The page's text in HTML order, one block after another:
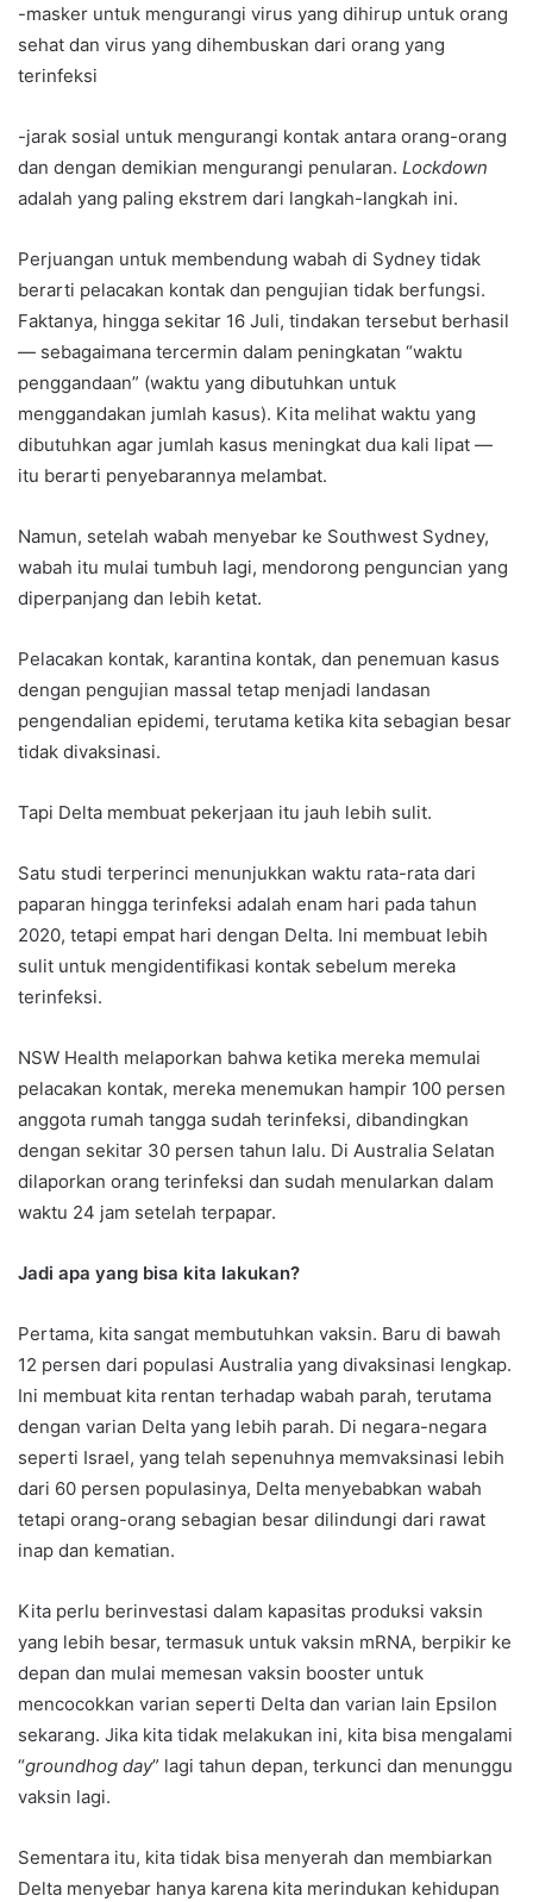
-masker untuk mengurangi virus yang dihirup untuk orang
sehat dan virus yang dihembuskan dari orang yang
terinfeksi
-jarak sosial untuk mengurangi kontak antara orang-orang
dan dengan demikian mengurangi penularan. Lockdown
adalah yang paling ekstrem dari langkah-langkah ini.
Perjuangan untuk membendung wabah di Sydney tidak
berarti pelacakan kontak dan pengujian tidak berfungsi.
Faktanya, hingga sekitar 16 Juli, tindakan tersebut berhasil
— sebagaimana tercermin dalam peningkatan “waktu
penggandaan” (waktu yang dibutuhkan untuk
menggandakan jumlah kasus). Kita melihat waktu yang
dibutuhkan agar jumlah kasus meningkat dua kali lipat —
itu berarti penyebarannya melambat.
Namun, setelah wabah menyebar ke Southwest Sydney,
wabah itu mulai tumbuh lagi, mendorong penguncian yang
diperpanjang dan lebih ketat.
Pelacakan kontak, karantina kontak, dan penemuan kasus
dengan pengujian massal tetap menjadi landasan
pengendalian epidemi, terutama ketika kita sebagian besar
tidak divaksinasi.
Tapi Delta membuat pekerjaan itu jauh lebih sulit.
Satu studi terperinci menunjukkan waktu rata-rata dari
paparan hingga terinfeksi adalah enam hari pada tahun
2020, tetapi empat hari dengan Delta. Ini membuat lebih
sulit untuk mengidentifikasi kontak sebelum mereka
terinfeksi.
NSW Health melaporkan bahwa ketika mereka memulai
pelacakan kontak, mereka menemukan hampir 100 persen
anggota rumah tangga sudah terinfeksi, dibandingkan
dengan sekitar 30 persen tahun lalu. Di Australia Selatan
dilaporkan orang terinfeksi dan sudah menularkan dalam
waktu 24 jam setelah terpapar.
Jadi apa yang bisa kita lakukan?
Pertama, kita sangat membutuhkan vaksin. Baru di bawah
12 persen dari populasi Australia yang divaksinasi lengkap.
Ini membuat kita rentan terhadap wabah parah, terutama
dengan varian Delta yang lebih parah. Di negara-negara
seperti Israel, yang telah sepenuhnya memvaksinasi lebih
dari 60 persen populasinya, Delta menyebabkan wabah
tetapi orang-orang sebagian besar dilindungi dari rawat
inap dan kematian.
Kita perlu berinvestasi dalam kapasitas produksi vaksin
yang lebih besar, termasuk untuk vaksin mRNA, berpikir ke
depan dan mulai memesan vaksin booster untuk
mencocokkan varian seperti Delta dan varian lain Epsilon
sekarang. Jika kita tidak melakukan ini, kita bisa mengalami
“groundhog day” lagi tahun depan, terkunci dan menunggu
vaksin lagi.
Sementara itu, kita tidak bisa menyerah dan membiarkan
Delta menyebar hanya karena kita merindukan kehidupan